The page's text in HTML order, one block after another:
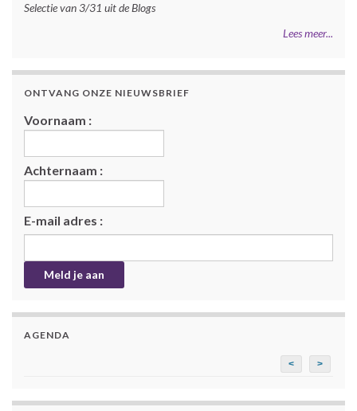
Selectie van 3/31 uit de Blogs
Lees meer...
ONTVANG ONZE NIEUWSBRIEF
Voornaam :
Achternaam :
E-mail adres :
AGENDA
< >